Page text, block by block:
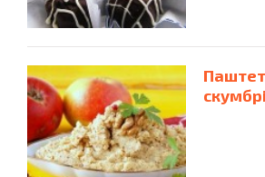
Паштет